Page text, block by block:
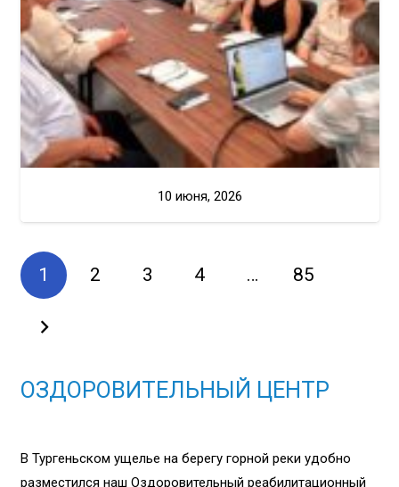
10 июня, 2026
1 2 3 4 … 85
ОЗДОРОВИТЕЛЬНЫЙ ЦЕНТР
В Тургеньском ущелье на берегу горной реки удобно
разместился наш Оздоровительный реабилитационный